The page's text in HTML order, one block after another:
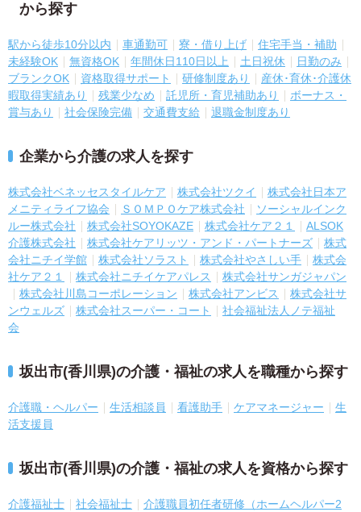
から探す
駅から徒歩10分以内 車通勤可 寮・借り上げ
住宅手当・補助
未経験OK
無資格OK 年間休日110日以上 土日祝休
日勤のみ
ブランクOK
資格取得サポート 研修制度あり
産休･育休･介護休
暇取得実績あり
残業少なめ 託児所・育児補助あり
ボーナス・
賞与あり
社会保険完備 交通費支給 退職金制度あり
企業から介護の求人を探す
株式会社ベネッセスタイルケア 株式会社ツクイ
株式会社日本ア
メニティライフ協会
ＳＯＭＰＯケア株式会社
ソーシャルインク
ルー株式会社
株式会社SOYOKAZE 株式会社ケア２１
ALSOK
介護株式会社
株式会社ケアリッツ・アンド・パートナーズ
株式
会社ニチイ学館
株式会社ソラスト 株式会社やさしい手
株式会
社ケア２１
株式会社ニチイケアパレス
株式会社サンガジャパン
株式会社川島コーポレーション
株式会社アンビス
株式会社サ
ンウェルズ
株式会社スーパー・コート
社会福祉法人ノテ福祉
会
坂出市(香川県)の介護・福祉の求人を職種から探す
介護職・ヘルパー 生活相談員 看護助手 ケアマネージャー
生
活支援員
坂出市(香川県)の介護・福祉の求人を資格から探す
介護福祉士 社会福祉士
介護職員初任者研修（ホームヘルパー2